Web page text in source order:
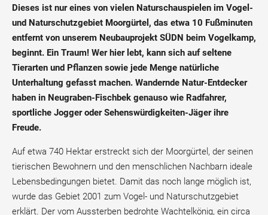
Dieses ist nur eines von vielen Naturschauspielen im Vogel-
und Naturschutzgebiet Moorgürtel, das etwa 10 Fußminuten
entfernt von unserem Neubauprojekt SÜDN beim Vogelkamp,
beginnt. Ein Traum! Wer hier lebt, kann sich auf seltene
Tierarten und Pflanzen sowie jede Menge natürliche
Unterhaltung gefasst machen. Wandernde Natur-Entdecker
haben in Neugraben-Fischbek genauso wie Radfahrer,
sportliche Jogger oder Sehenswürdigkeiten-Jäger ihre
Freude.
Auf etwa 740 Hektar erstreckt sich der Moorgürtel, der seinen
tierischen Bewohnern und den menschlichen Nachbarn ideale
Lebensbedingungen bietet. Damit das noch lange möglich ist,
wurde das Gebiet 2001 zum Vogel- und Naturschutzgebiet
erklärt. Der vom Aussterben bedrohte Wachtelkönig, ein circa